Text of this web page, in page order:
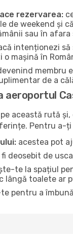
rezervarea:
de weekend și
sau în
intenționezi
mașină în
membru
de a
aeroportul
această rută
Pentru a-
acestea pot
deosebit de
te la spațiul
lângă toalete ar
pentru a